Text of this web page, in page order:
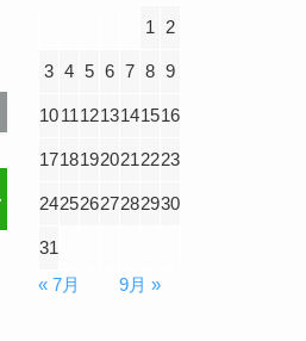
1 2
3 4 5 6 7 8 9
10111213141516
17181920212223
24252627282930
31
« 7月
9月 »